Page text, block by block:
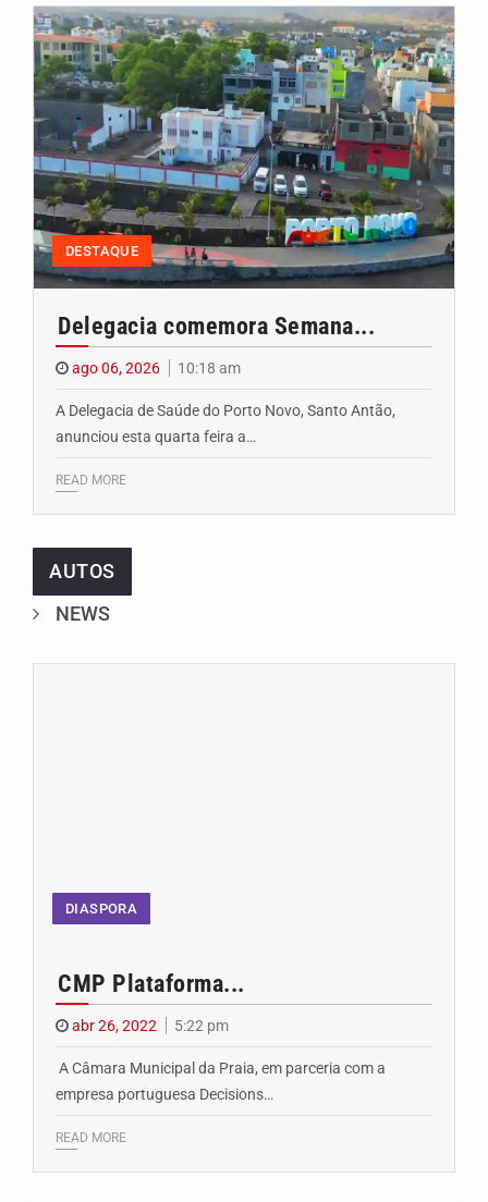
DESTAQUE
Delegacia comemora Semana...
ago 06, 2026 10:18 am
A Delegacia de Saúde do Porto Novo, Santo Antão,
anunciou esta quarta feira a…
READ MORE
AUTOS
NEWS
DIASPORA
CMP Plataforma...
abr 26, 2022 5:22 pm
A Câmara Municipal da Praia, em parceria com a
empresa portuguesa Decisions…
READ MORE